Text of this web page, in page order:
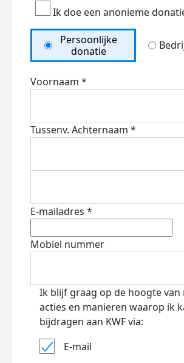
Ik doe een anonieme
Persoonlijke
donatie
Voornaam *
Tussenv. Achternaam *
E-mailadres *
Mobiel nummer
Ik blijf graag op de hoogte van
acties en manieren waarop ik
bijdragen aan KWF via:
E-mail